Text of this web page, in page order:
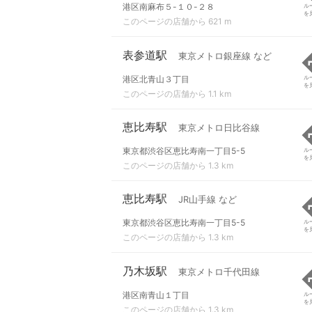
港区南麻布５-１０-２８
このページの店舗から 621 m
ル
を
表参道駅 東京メトロ銀座線 など
港区北青山３丁目
このページの店舗から 1.1 km
ル
を
恵比寿駅 東京メトロ日比谷線
東京都渋谷区恵比寿南一丁目5-5
このページの店舗から 1.3 km
ル
を
恵比寿駅 JR山手線 など
東京都渋谷区恵比寿南一丁目5-5
このページの店舗から 1.3 km
ル
を
乃木坂駅 東京メトロ千代田線
港区南青山１丁目
このページの店舗から 1.3 km
ル
を